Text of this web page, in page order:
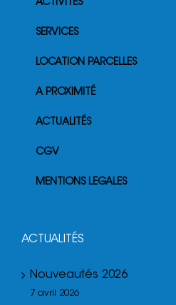
ACTIVITÉS
SERVICES
LOCATION PARCELLES
A PROXIMITÉ
ACTUALITÉS
CGV
MENTIONS LEGALES
ACTUALITÉS
Nouveautés 2026
7 avril 2026